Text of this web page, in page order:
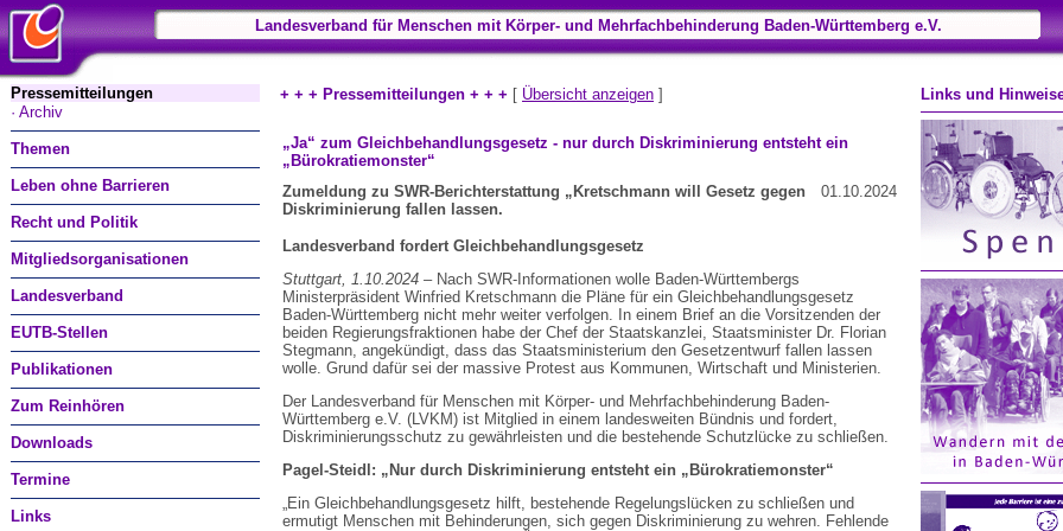
Landesverband für Menschen mit Körper- und Mehrfachbehinderung Baden-Württemberg e.V.
Pressemitteilungen
· Archiv
Themen
Leben ohne Barrieren
Recht und Politik
Mitgliedsorganisationen
Landesverband
EUTB-Stellen
Publikationen
Zum Reinhören
Downloads
Termine
Links
+ + + Pressemitteilungen + + + [ Übersicht anzeigen ]
„Ja“ zum Gleichbehandlungsgesetz - nur durch Diskriminierung entsteht ein
„Büro­kratiemonster“
01.10.2024
Zumeldung zu SWR-Berichterstattung „Kretschmann will Gesetz gegen
Diskriminierung fallen lassen.
Landesverband fordert Gleichbehandlungsgesetz
Stuttgart, 1.10.2024 –Nach SWR-Informationen wolle Baden-Württembergs
Ministerpräsident Winfried Kretschmann die Pläne für ein Gleichbehandlungsgesetz
Baden-Württemberg nicht mehr weiter verfolgen. In einem Brief an die Vorsitzenden der
beiden Regierungsfraktionen habe der Chef der Staatskanzlei, Staatsminister Dr. Florian
Stegmann, angekündigt, dass das Staatsministerium den Gesetzentwurf fallen lassen
wolle. Grund dafür sei der massive Protest aus Kommunen, Wirtschaft und Ministerien.
Der Landesverband für Menschen mit Körper- und Mehrfachbehinderung Baden-
Württemberg e.V. (LVKM) ist Mitglied in einem landesweiten Bündnis und fordert,
Diskriminierungsschutz zu gewährleisten und die bestehende Schutzlücke zu schließen.
Pagel-Steidl: „Nur durch Diskriminierung entsteht ein „Bürokratiemonster“
„Ein Gleichbehandlungsgesetz hilft, bestehende Regelungslücken zu schließen und
ermutigt Menschen mit Behinderungen, sich gegen Diskriminierung zu wehren. Fehlende
Links und